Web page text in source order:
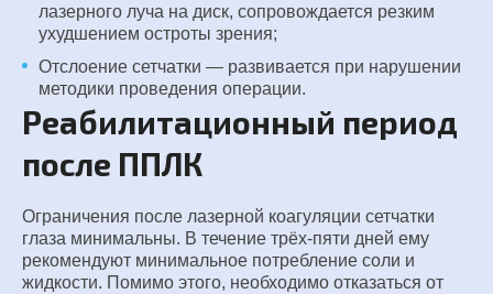
лазерного луча на диск, сопровождается резким
ухудшением остроты зрения;
Отслоение сетчатки — развивается при нарушении
методики проведения операции.
Реабилитационный период
после ППЛК
Ограничения после лазерной коагуляции сетчатки
глаза минимальны. В течение трёх-пяти дней ему
рекомендуют минимальное потребление соли и
жидкости. Помимо этого, необходимо отказаться от